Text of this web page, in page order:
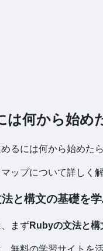
何から始め
るには何から始めた
ップについて詳しく解
と構文の基礎を
まずRubyの文法と構
無料の学習サイトを